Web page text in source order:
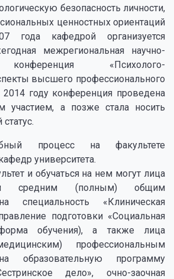
безопасность личности,
ценностных ориентаций
года кафедрой организуется
межрегиональная научно-
конференция «Психолого-
высшего профессионального
2014 году конференция проведена
участием, а позже стала носить
процесс на факультете
университета.
и обучаться на нем могут лица
средним (полным) общим
специальность «Клиническая
подготовки «Социальная
обучения), а также лица
профессиональным
образовательную программу
дело», очно-заочная